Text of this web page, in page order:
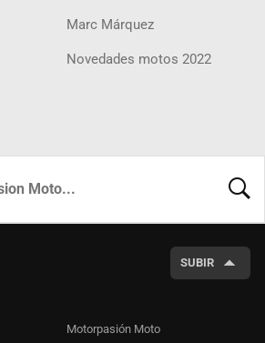
Marc Márquez
Novedades motos 2022
SUBIR
Motorpasión Moto